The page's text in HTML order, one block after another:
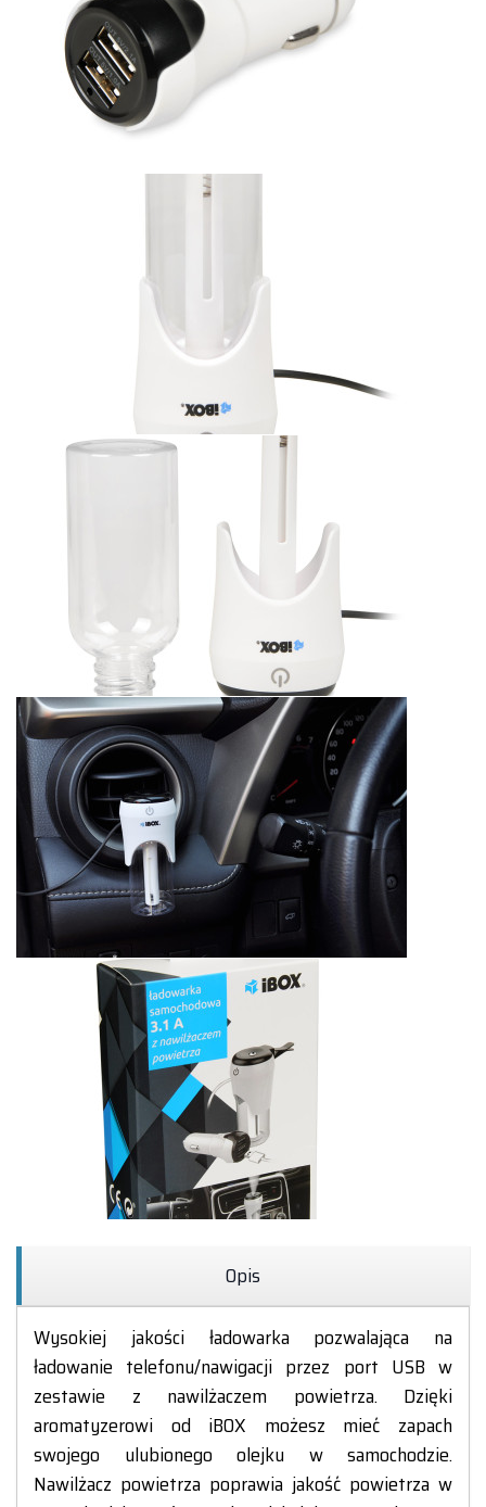
Opis
Wysokiej jakości ładowarka pozwalająca na
ładowanie telefonu/nawigacji przez port USB w
zestawie z nawilżaczem powietrza. Dzięki
aromatyzerowi od iBOX możesz mieć zapach
swojego ulubionego olejku w samochodzie.
Nawilżacz powietrza poprawia jakość powietrza w